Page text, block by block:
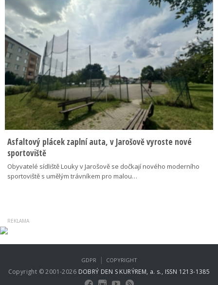
Asfaltový plácek zaplní auta, v Jarošově vyroste nové
sportoviště
Obyvatelé sídliště Louky v Jarošově se dočkají nového moderního
sportoviště s umělým trávníkem pro malou…
Copyright © 2001-2026 DOBRÝ DEN S KURÝREM, a. s., ISSN 1213-1385
GDPR | COPYRIGHT